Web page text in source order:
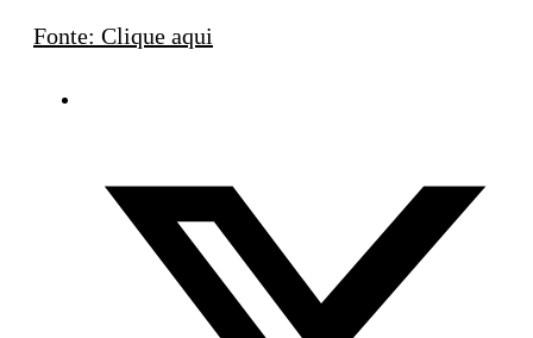
Fonte: Clique aqui